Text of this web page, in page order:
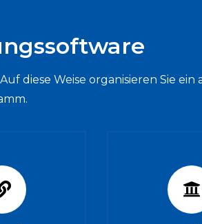
diese Weise organisieren Sie ein